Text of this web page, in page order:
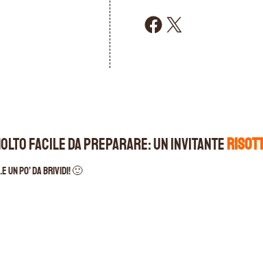
Condividi su Facebook Condividi su X
facile da preparare: un invitante
po’ da brividi! 🙂